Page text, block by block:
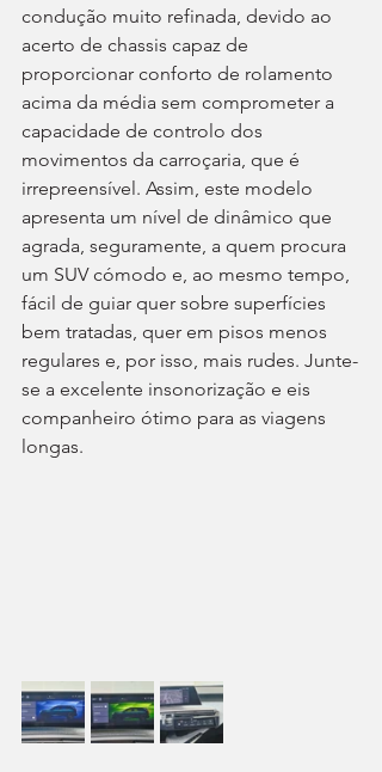
condução muito refinada, devido ao
acerto de chassis capaz de
proporcionar conforto de rolamento
acima da média sem comprometer a
capacidade de controlo dos
movimentos da carroçaria, que é
irrepreensível. Assim, este modelo
apresenta um nível de dinâmico que
agrada, seguramente, a quem procura
um SUV cómodo e, ao mesmo tempo,
fácil de guiar quer sobre superfícies
bem tratadas, quer em pisos menos
regulares e, por isso, mais rudes. Junte-
se a excelente insonorização e eis
companheiro ótimo para as viagens
longas.